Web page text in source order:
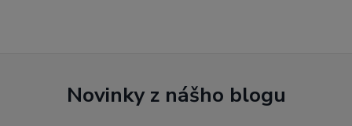
Novinky z nášho blogu